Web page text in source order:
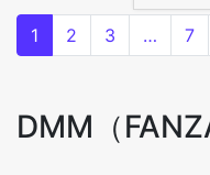
1 2 3 … 7
DMM（